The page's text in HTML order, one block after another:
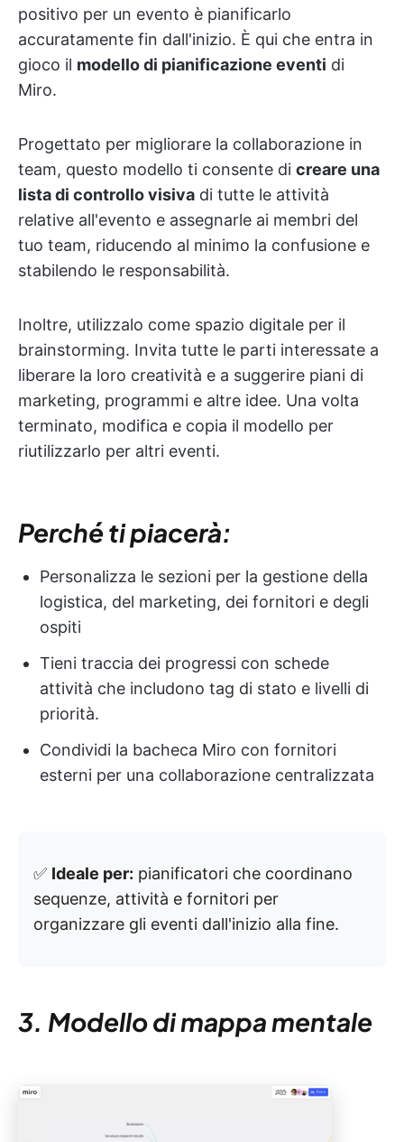
positivo per un evento è pianificarlo
accuratamente fin dall'inizio. È qui che entra in
gioco il modello di pianificazione eventi di
Miro.
Progettato per migliorare la collaborazione in
team, questo modello ti consente di creare una
lista di controllo visiva di tutte le attività
relative all'evento e assegnarle ai membri del
tuo team, riducendo al minimo la confusione e
stabilendo le responsabilità.
Inoltre, utilizzalo come spazio digitale per il
brainstorming. Invita tutte le parti interessate a
liberare la loro creatività e a suggerire piani di
marketing, programmi e altre idee. Una volta
terminato, modifica e copia il modello per
riutilizzarlo per altri eventi.
Perché ti piacerà:
Personalizza le sezioni per la gestione della
logistica, del marketing, dei fornitori e degli
ospiti
Tieni traccia dei progressi con schede
attività che includono tag di stato e livelli di
priorità.
Condividi la bacheca Miro con fornitori
esterni per una collaborazione centralizzata
✅ Ideale per: pianificatori che coordinano
sequenze, attività e fornitori per
organizzare gli eventi dall'inizio alla fine.
3. Modello di mappa mentale